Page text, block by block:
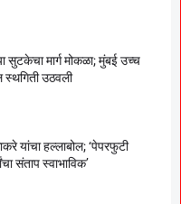
सुटकेचा मार्ग मोकळा; मुंबई उच्च
स्थगिती उठवली
यांचा हल्लाबोल; ‘पेपरफुटी
संताप स्वाभाविक’